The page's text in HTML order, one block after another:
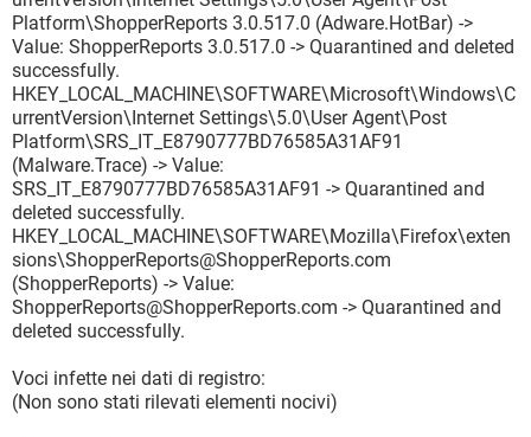
Platform\ShopperReports 3.0.517.0 (Adware.HotBar) ->
Value: ShopperReports 3.0.517.0 -> Quarantined and deleted
successfully.
HKEY_LOCAL_MACHINE\SOFTWARE\Microsoft\Windows\C
urrentVersion\Internet Settings\5.0\User Agent\Post
Platform\SRS_IT_E8790777BD76585A31AF91
(Malware.Trace) -> Value:
SRS_IT_E8790777BD76585A31AF91 -> Quarantined and
deleted successfully.
HKEY_LOCAL_MACHINE\SOFTWARE\Mozilla\Firefox\exten
sions\ShopperReports@ShopperReports.com
(ShopperReports) -> Value:
ShopperReports@ShopperReports.com -> Quarantined and
deleted successfully.
Voci infette nei dati di registro:
(Non sono stati rilevati elementi nocivi)